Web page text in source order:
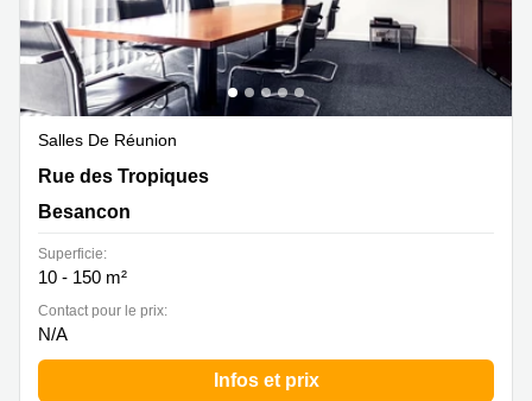
Salles De Réunion
27 rue de Chatillon Espace Valentin, Besancon
Rue des Tropiques
Besancon
Superficie:
10 - 150 m²
Contact pour le prix:
N/A
Infos et prix